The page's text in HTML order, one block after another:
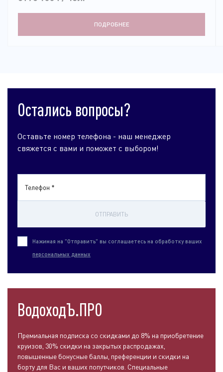
ПОДРОБНЕЕ
Остались вопросы?
Оставьте номер телефона - наш менеджер
свяжется с вами и поможет с выбором!
Телефон *
ОТПРАВИТЬ
Нажимая на "Отправить" вы соглашаетесь на обработку ваших
персональных данных
ВодоходЪ.ПРО
Премиальная подписка со скидками до 8% на приобретение
круизов, 30% скидки на закрытых распродажах,
повышенные бонусные баллы, преференции и скидки на
борту для Вас и ваших попутчиков. Специальные